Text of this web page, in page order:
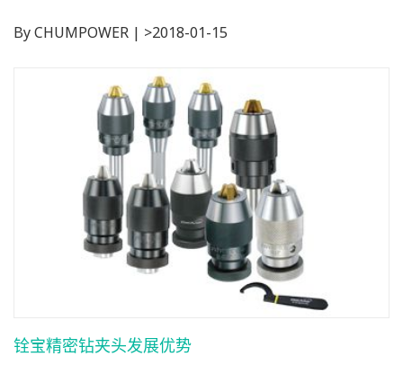
By CHUMPOWER | >2018-01-15
铨宝精密钻夹头发展优势